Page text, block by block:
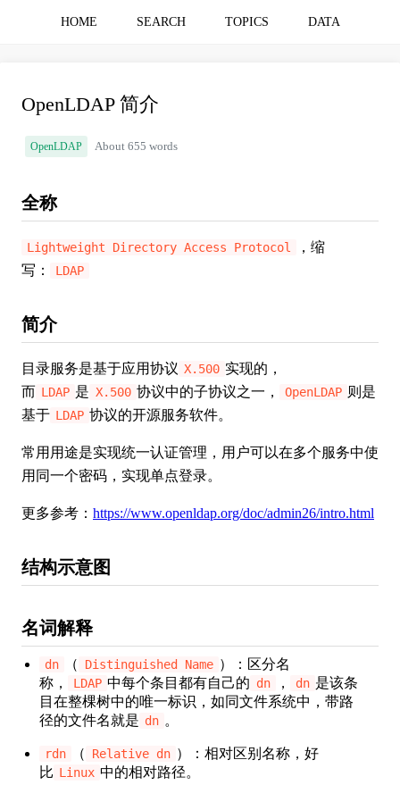
HOME SEARCH TOPICS DATA
OpenLDAP 简介
OpenLDAP About 655 words
全称
Lightweight Directory Access Protocol
，缩
写：
LDAP
简介
目录服务是基于应用协议 X.500 实现的，
而 LDAP 是 X.500 协议中的子协议之一， OpenLDAP 则是
基于 LDAP 协议的开源服务软件。
常用用途是实现统一认证管理，用户可以在多个服务中使
用同一个密码，实现单点登录。
更多参考： https://www.openldap.org/doc/admin26/intro.html
结构示意图
名词解释
dn （ Distinguished Name ）：区分名
称，
LDAP 中每个条目都有自己的 dn ， dn 是该条
目在整棵树中的唯一标识，如同文件系统中，带路
径的文件名就是 dn 。
rdn （ Relative dn ）：相对区别名称，好
比 Linux 中的相对路径。